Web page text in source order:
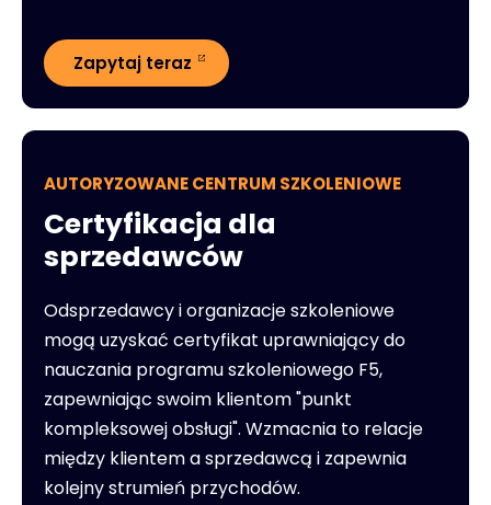
Zapytaj teraz
AUTORYZOWANE CENTRUM SZKOLENIOWE
Certyfikacja dla
sprzedawców
Odsprzedawcy i organizacje szkoleniowe
mogą uzyskać certyfikat uprawniający do
nauczania programu szkoleniowego F5,
zapewniając swoim klientom "punkt
kompleksowej obsługi". Wzmacnia to relacje
między klientem a sprzedawcą i zapewnia
kolejny strumień przychodów.